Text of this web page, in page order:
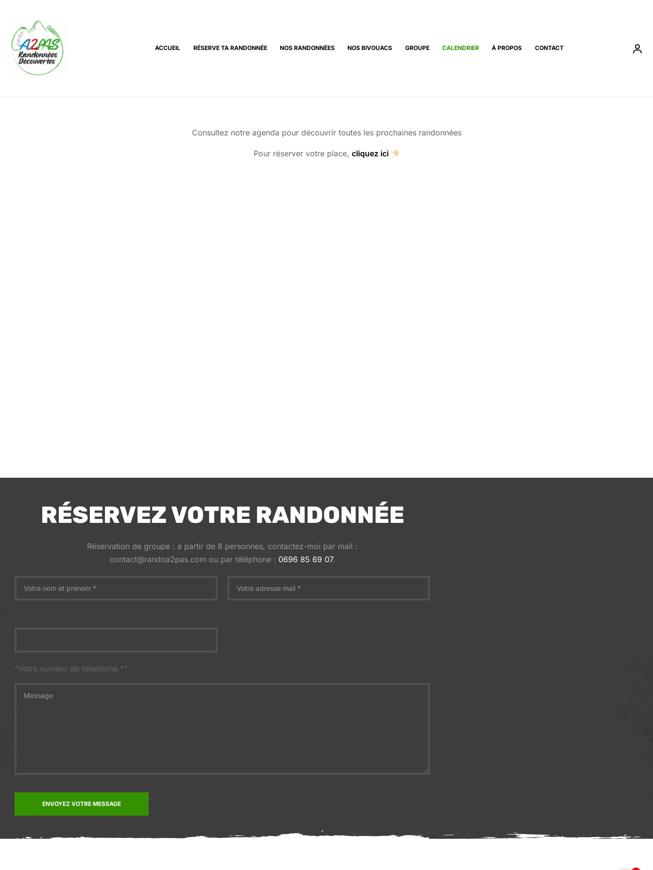
ACCUEIL RÉSERVE TA RANDONNÉE NOS RANDONNÉES NOS BIVOUACS GROUPE CALENDRIER À PROPOS CONTACT
Consultez notre agenda pour découvrir toutes les prochaines randonnées
Pour réserver votre place, cliquez ici
RÉSERVEZ VOTRE RANDONNÉE
Réservation de groupe : à partir de 8 personnes, contactez-moi par mail :
contact@randoa2pas.com ou par téléphone : 0696 85 69 07.
"Votre numéro de téléphone *"
ENVOYEZ VOTRE MESSAGE